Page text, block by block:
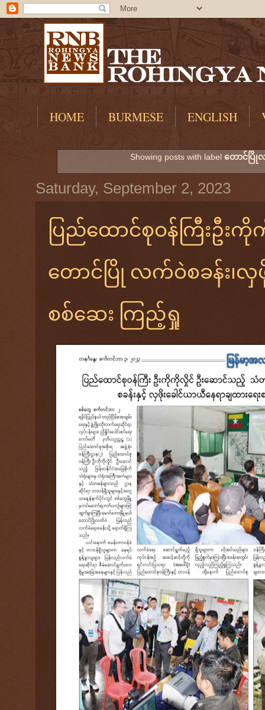
HOME BURMESE ENGLISH
Showing posts with labelတောင်ပြို
Saturday, September 2, 2023
ပြည်ထောင်စုဝန်ကြီးဦ
တောင်ပြို လက်ဝဲစခန်း၊လှဖို
စစ်ဆေး ကြည့်ရှု